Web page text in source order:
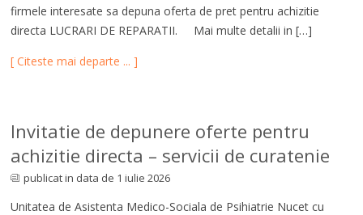
firmele interesate sa depuna oferta de pret pentru achizitie
directa LUCRARI DE REPARATII. Mai multe detalii in […]
[ Citeste mai departe ... ]
Invitatie de depunere oferte pentru
achizitie directa – servicii de curatenie
publicat in data de 1 iulie 2026
Unitatea de Asistenta Medico-Sociala de Psihiatrie Nucet cu